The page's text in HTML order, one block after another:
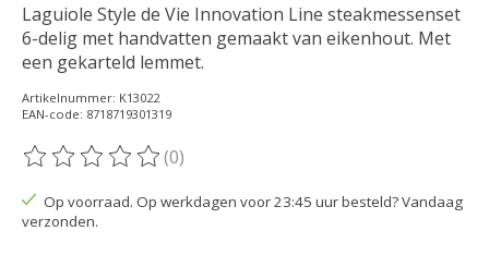
Laguiole Style de Vie Innovation Line steakmessenset
6-delig met handvatten gemaakt van eikenhout. Met
een gekarteld lemmet.
Artikelnummer: K13022
EAN-code: 8718719301319
De beoordeling van dit product is
(0)
Op voorraad. Op werkdagen voor 23:45 uur besteld? Vandaag
verzonden.